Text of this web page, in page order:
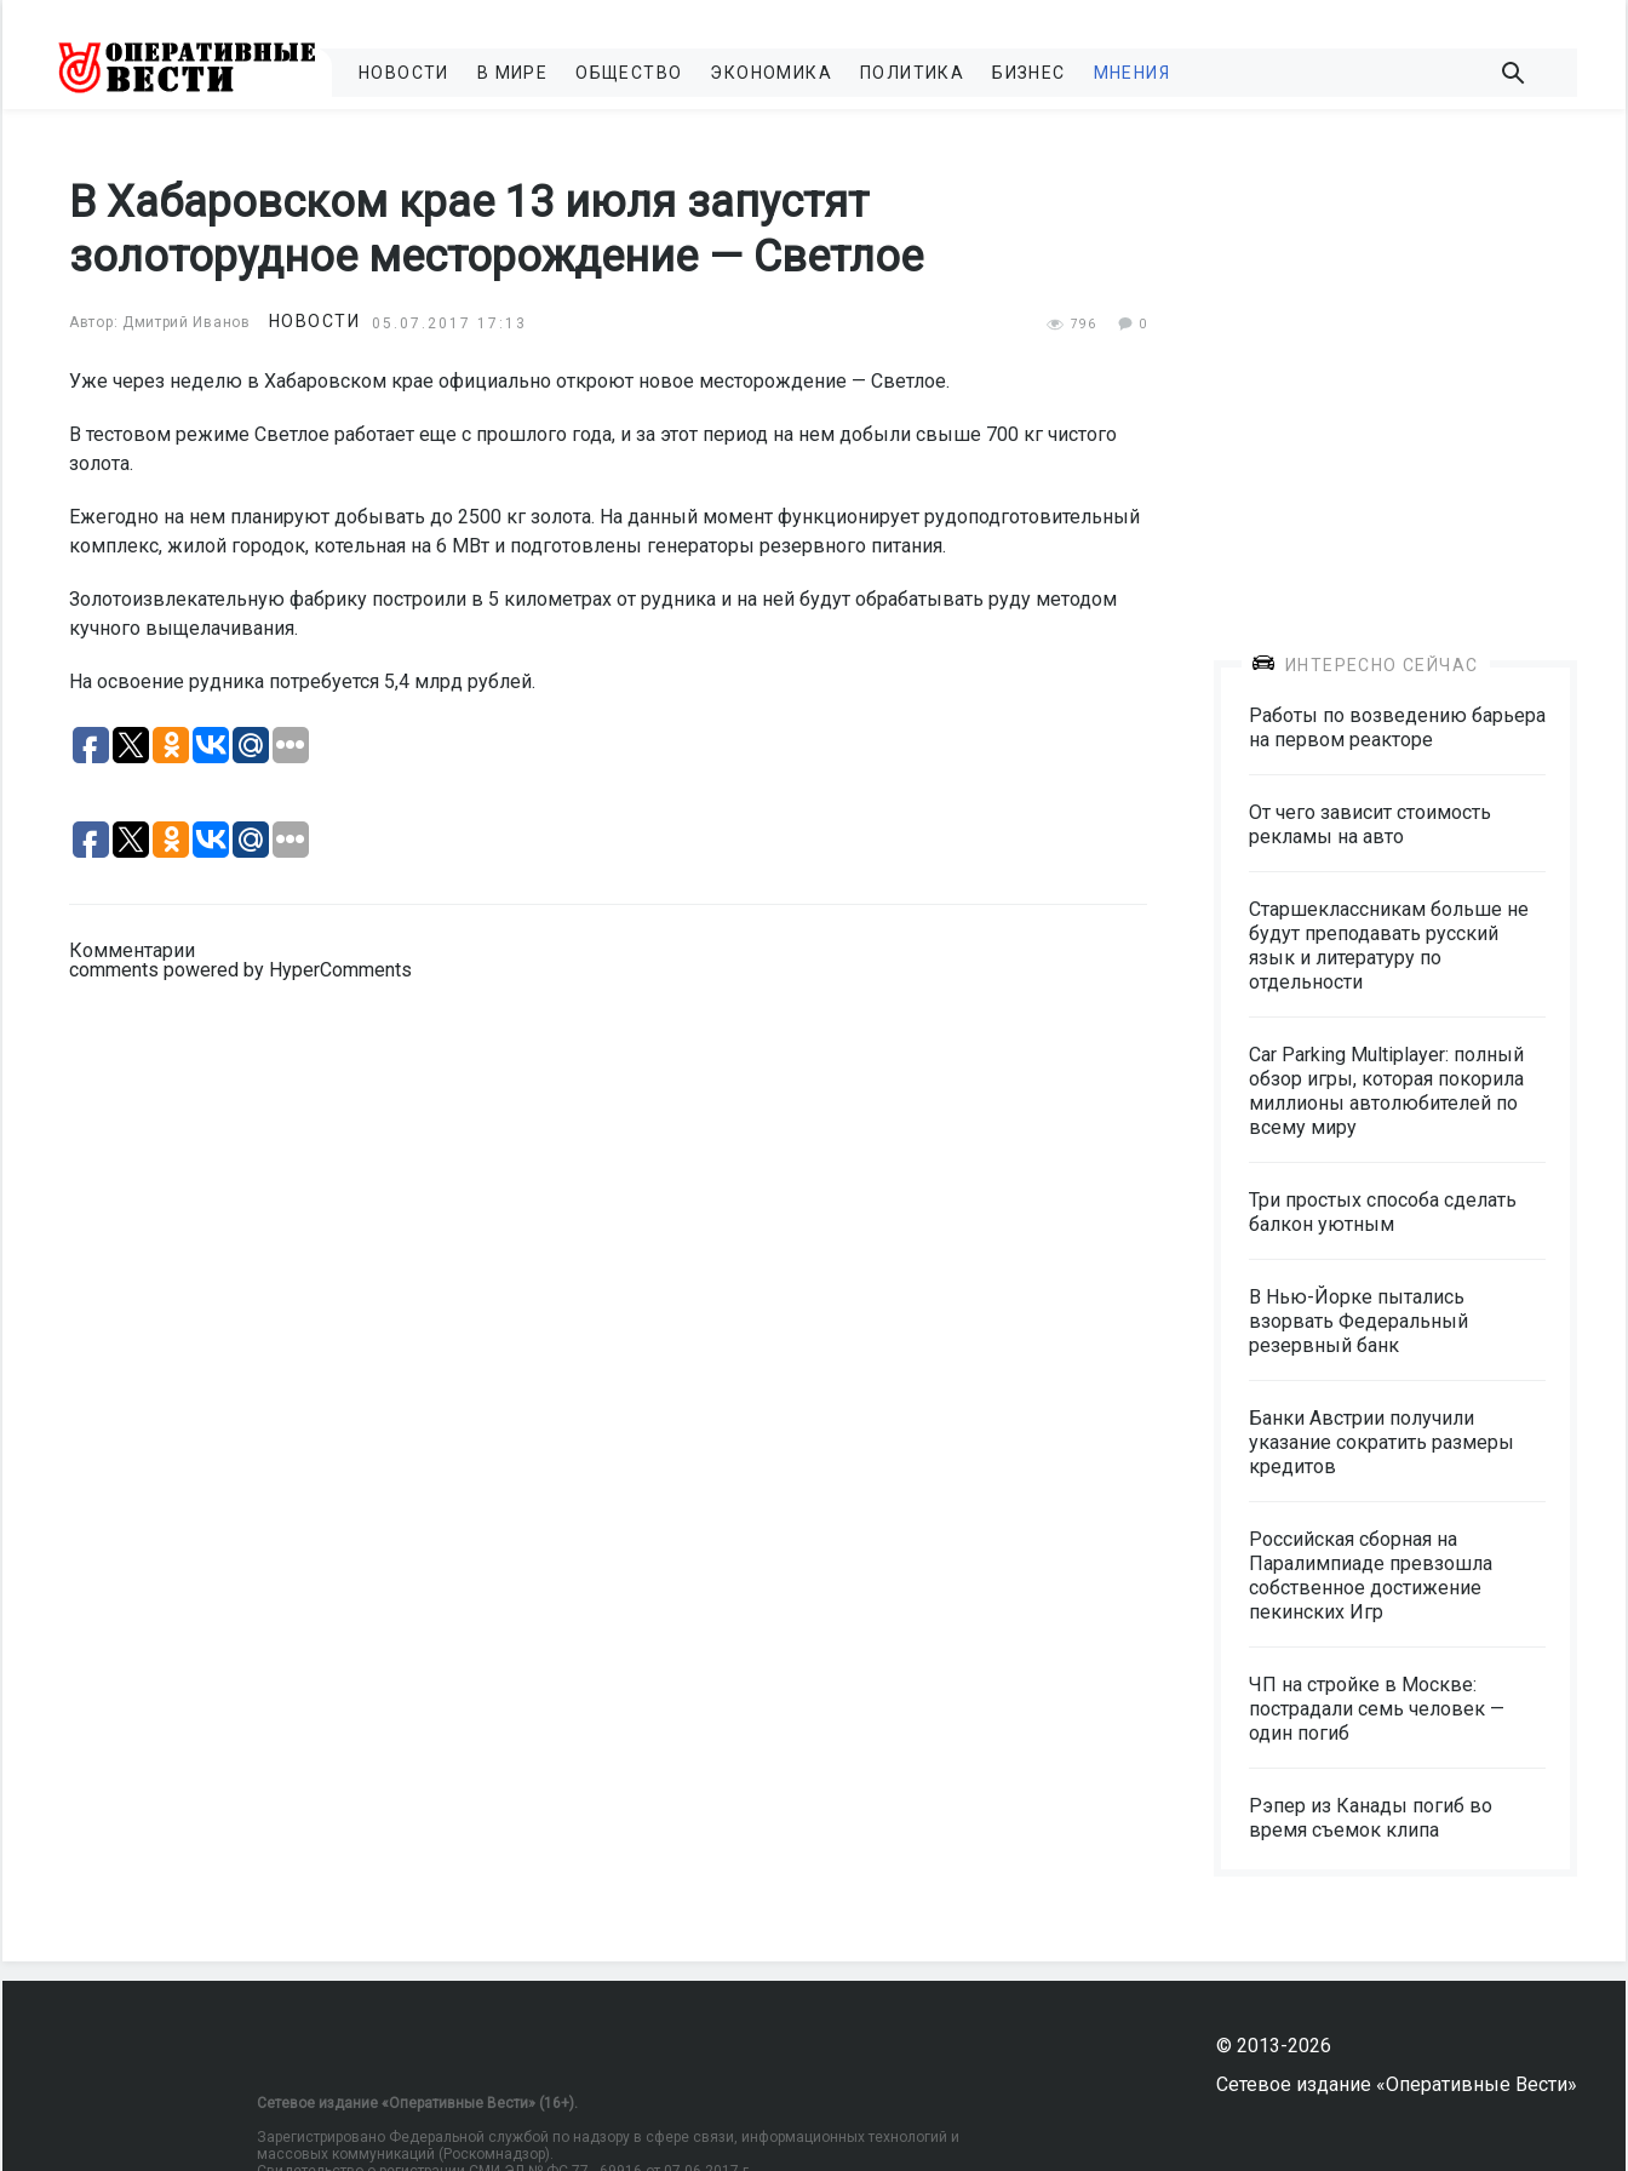
НОВОСТИ В МИРЕ ОБЩЕСТВО ЭКОНОМИКА ПОЛИТИКА БИЗНЕС МНЕНИЯ
В Хабаровском крае 13 июля запустят
золоторудное месторождение — Светлое
Автор: Дмитрий Иванов НОВОСТИ 05.07.2017 17:13 796 0
Уже через неделю в Хабаровском крае официально откроют новое месторождение — Светлое.
В тестовом режиме Светлое работает еще с прошлого года, и за этот период на нем добыли свыше 700 кг чистого
золота.
Ежегодно на нем планируют добывать до 2500 кг золота. На данный момент функционирует рудоподготовительный
комплекс, жилой городок, котельная на 6 МВт и подготовлены генераторы резервного питания.
Золотоизвлекательную фабрику построили в 5 километрах от рудника и на ней будут обрабатывать руду методом
кучного выщелачивания.
На освоение рудника потребуется 5,4 млрд рублей.
Комментарии
comments powered by HyperComments
ИНТЕРЕСНО СЕЙЧАС
Работы по возведению барьера
на первом реакторе
От чего зависит стоимость
рекламы на авто
Старшеклассникам больше не
будут преподавать русский
язык и литературу по
отдельности
Car Parking Multiplayer: полный
обзор игры, которая покорила
миллионы автолюбителей по
всему миру
Три простых способа сделать
балкон уютным
В Нью-Йорке пытались
взорвать Федеральный
резервный банк
Банки Австрии получили
указание сократить размеры
кредитов
Российская сборная на
Паралимпиаде превзошла
собственное достижение
пекинских Игр
ЧП на стройке в Москве:
пострадали семь человек —
один погиб
Рэпер из Канады погиб во
время съемок клипа
Сетевое издание «Оперативные Вести» (16+).
Зарегистрировано Федеральной службой по надзору в сфере связи, информационных технологий и
массовых коммуникаций (Роскомнадзор).
© 2013-2026
Сетевое издание «Оперативные Вести»